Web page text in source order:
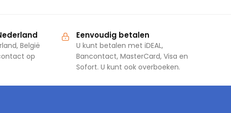
België
op
Eenvoudig betalen
U kunt betalen met iDEAL,
Bancontact, MasterCard, Visa en
Sofort. U kunt ook overboeken.